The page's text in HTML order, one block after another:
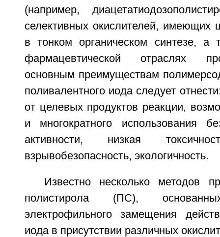
(например,
селективных окислителей, имеющих
в тонком органическом синтезе, а
фармацевтической отраслях
основным преимуществам
поливалентного иода следует
от целевых продуктов реакции,
и многократного использования
активности, низкая
взрывобезопасность, экологичность.
Известно несколько методов
полистирола (ПС),
электрофильного замещения
иода в присутствии различных